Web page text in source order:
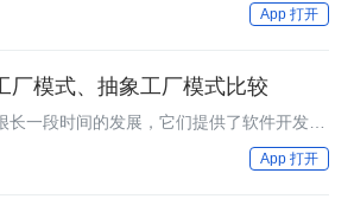
App 打开
厂模式、抽象工厂模式比较
一段时间的发展，它们提供了软件开发过
最佳解决方案。学习这些模式有助于经验不
简单快捷的方式来学习软件设计。
App 打开